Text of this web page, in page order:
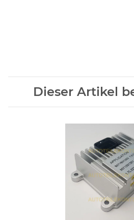
Dieser Artikel